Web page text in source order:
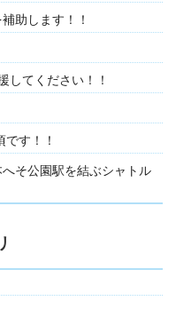
助します！！
してください！！
す！！
そ公園駅を結ぶシャトル